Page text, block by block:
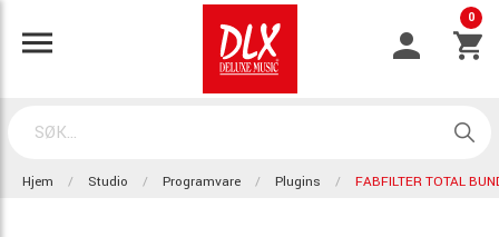
0
Hjem Studio Programvare Plugins FABFILTER TOTAL